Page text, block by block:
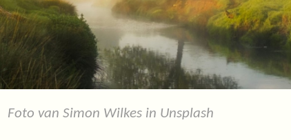
Foto van Simon Wilkes in Unsplash